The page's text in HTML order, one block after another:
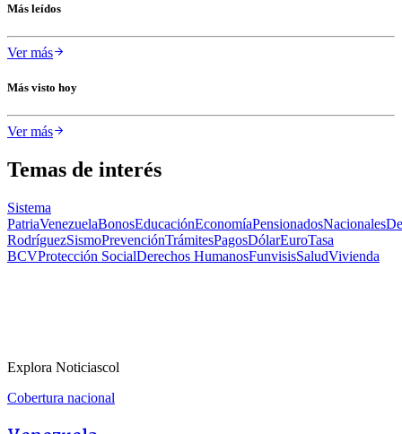
Más leídos
Ver más
Más visto hoy
Ver más
Temas de interés
Sistema
PatriaVenezuelaBonosEducaciónEconomíaPensionadosNacionales
RodríguezSismoPrevenciónTrámitesPagosDólarEuroTasa
BCVProtección SocialDerechos HumanosFunvisisSaludVivienda
Explora Noticiascol
Cobertura nacional